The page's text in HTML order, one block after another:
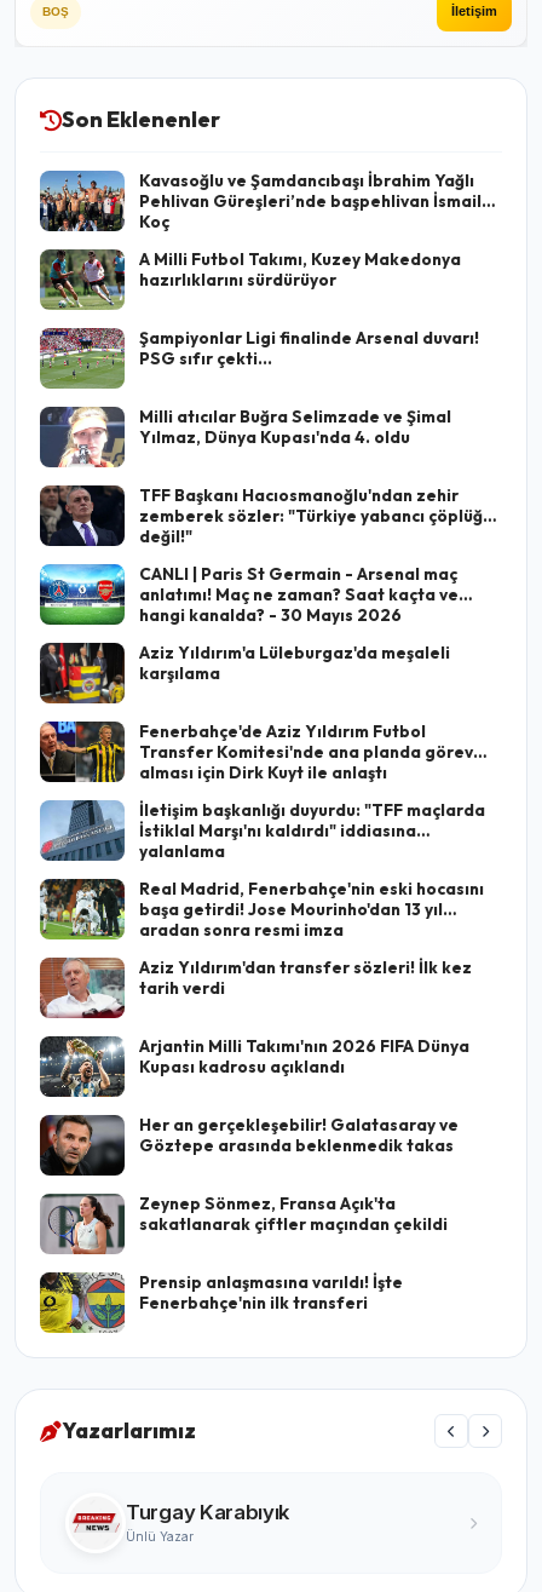
BOŞ İletişim
Son Eklenenler
Kavasoğlu ve Şamdancıbaşı İbrahim Yağlı
Pehlivan Güreşleri’nde başpehlivan İsmail
Koç
A Milli Futbol Takımı, Kuzey Makedonya
hazırlıklarını sürdürüyor
Şampiyonlar Ligi finalinde Arsenal duvarı!
PSG sıfır çekti...
Milli atıcılar Buğra Selimzade ve Şimal
Yılmaz, Dünya Kupası'nda 4. oldu
TFF Başkanı Hacıosmanoğlu'ndan zehir
zemberek sözler: "Türkiye yabancı çöplüğü
değil!"
CANLI | Paris St Germain - Arsenal maç
anlatımı! Maç ne zaman? Saat kaçta ve
hangi kanalda? - 30 Mayıs 2026
Aziz Yıldırım'a Lüleburgaz'da meşaleli
karşılama
Fenerbahçe'de Aziz Yıldırım Futbol
Transfer Komitesi'nde ana planda görev
alması için Dirk Kuyt ile anlaştı
İletişim başkanlığı duyurdu: "TFF maçlarda
İstiklal Marşı'nı kaldırdı" iddiasına
yalanlama
Real Madrid, Fenerbahçe'nin eski hocasını
başa getirdi! Jose Mourinho'dan 13 yıl
aradan sonra resmi imza
Aziz Yıldırım'dan transfer sözleri! İlk kez
tarih verdi
Arjantin Milli Takımı'nın 2026 FIFA Dünya
Kupası kadrosu açıklandı
Her an gerçekleşebilir! Galatasaray ve
Göztepe arasında beklenmedik takas
Zeynep Sönmez, Fransa Açık'ta
sakatlanarak çiftler maçından çekildi
Prensip anlaşmasına varıldı! İşte
Fenerbahçe'nin ilk transferi
Yazarlarımız
Doğu Anadolu Haber
Site Sahibi